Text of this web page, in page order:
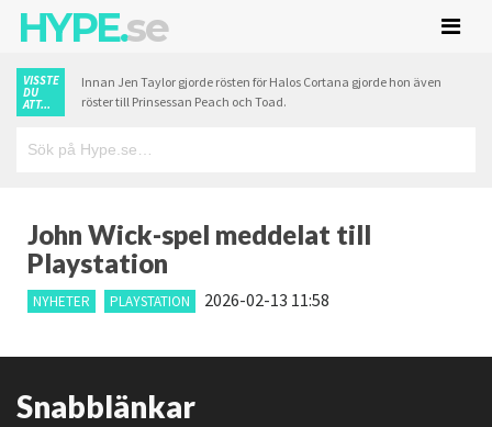
HYPE.se
VISSTE
DU
ATT...
Innan Jen Taylor gjorde rösten för Halos Cortana gjorde hon även
röster till Prinsessan Peach och Toad.
John Wick-spel meddelat till
Playstation
NYHETER PLAYSTATION 2026-02-13 11:58
Snabblänkar